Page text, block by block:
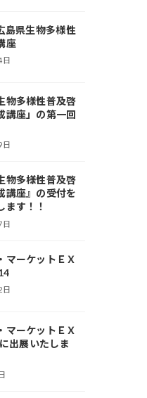
県生物多様性
座
日
物多様性普及啓
講座」の第一回
日
物多様性普及啓
講座』の受付を
ます！！
日
マーケットＥＸ
日
マーケットＥＸ
出展いたしま